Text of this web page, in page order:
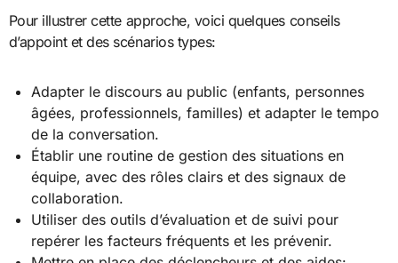
Pour illustrer cette approche, voici quelques conseils
d’appoint et des scénarios types:
Adapter le discours au public (enfants, personnes
âgées, professionnels, familles) et adapter le tempo
de la conversation.
Établir une routine de gestion des situations en
équipe, avec des rôles clairs et des signaux de
collaboration.
Utiliser des outils d’évaluation et de suivi pour
repérer les facteurs fréquents et les prévenir.